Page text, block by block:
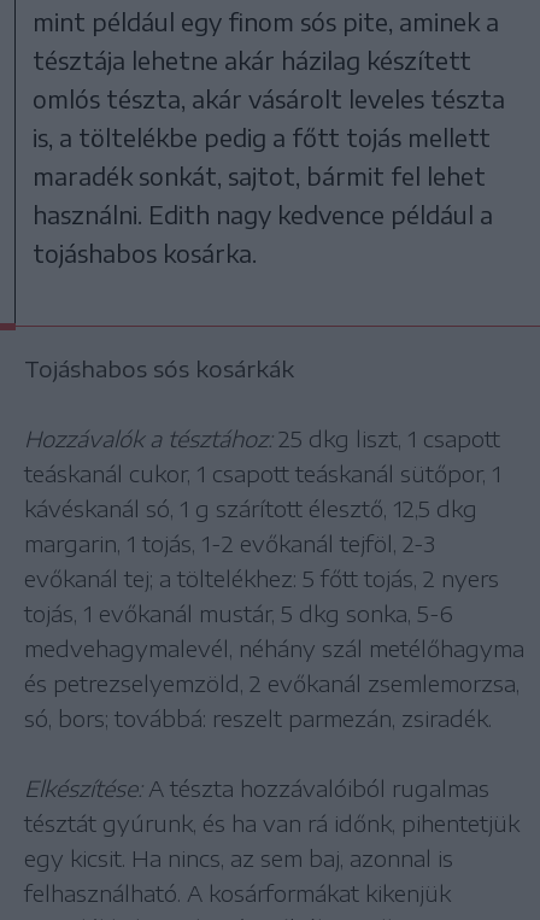
mint például egy finom sós pite, aminek a
tésztája lehetne akár házilag készített
omlós tészta, akár vásárolt leveles tészta
is, a töltelékbe pedig a főtt tojás mellett
maradék sonkát, sajtot, bármit fel lehet
használni. Edith nagy kedvence például a
tojáshabos kosárka.
Tojáshabos sós kosárkák
Hozzávalók a tésztához:25 dkg liszt, 1 csapott
teáskanál cukor, 1 csapott teáskanál sütőpor, 1
kávéskanál só, 1 g szárított élesztő, 12,5 dkg
margarin, 1 tojás, 1-2 evőkanál tejföl, 2-3
evőkanál tej; a töltelékhez: 5 főtt tojás, 2 nyers
tojás, 1 evőkanál mustár, 5 dkg sonka, 5-6
medvehagymalevél, néhány szál metélőhagyma
és petrezselyemzöld, 2 evőkanál zsemlemorzsa,
só, bors; továbbá: reszelt parmezán, zsiradék.
Elkészítése:A tészta hozzávalóiból rugalmas
tésztát gyúrunk, és ha van rá időnk, pihentetjük
egy kicsit. Ha nincs, az sem baj, azonnal is
felhasználható. A kosárformákat kikenjük